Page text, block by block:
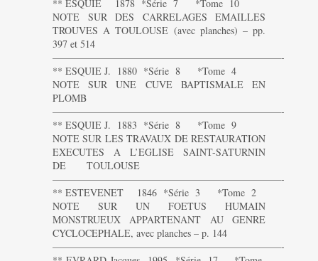
** ESQUIE 1878 *Série 7 *Tome 10
NOTE SUR DES CARRELAGES EMAILLES
TROUVES A TOULOUSE (avec planches) – pp.
397 et 514
———————————————————————-
** ESQUIE J. 1880 *Série 8 *Tome 4
NOTE SUR UNE CUVE BAPTISMALE EN
PLOMB
———————————————————————-
** ESQUIE J. 1883 *Série 8 *Tome 9
NOTE SUR LES TRAVAUX DE RESTAURATION
EXECUTES A L’EGLISE SAINT-SATURNIN
DE TOULOUSE
———————————————————————-
** ESTEVENET 1846 *Série 3 *Tome 2
NOTE SUR UN FOETUS HUMAIN
MONSTRUEUX APPARTENANT AU GENRE
CYCLOCEPHALE, avec planches – p. 144
———————————————————————-